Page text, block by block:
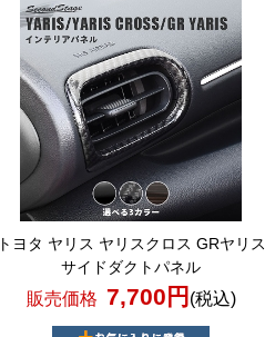
トヨタ ヤリス ヤリスクロス GRヤリス
サイドダクトパネル
販売価格 7,700円 (税込)